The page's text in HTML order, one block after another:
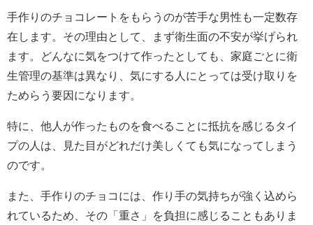
手作りのチョコレートをもらうのが苦手な男性も一定数存
在します。その理由として、まず衛生面の不安が挙げられ
ます。どんなに気をつけて作ったとしても、家庭ごとに衛
生管理の基準は異なり、気にする人にとっては受け取りを
ためらう要因になります。
特に、他人が作ったものを食べることに抵抗を感じるタイ
プの人は、見た目がどれだけ美しくても気になってしまう
のです。
また、手作りのチョコには、作り手の気持ちが強く込めら
れているため、その「重さ」を負担に感じることもありま